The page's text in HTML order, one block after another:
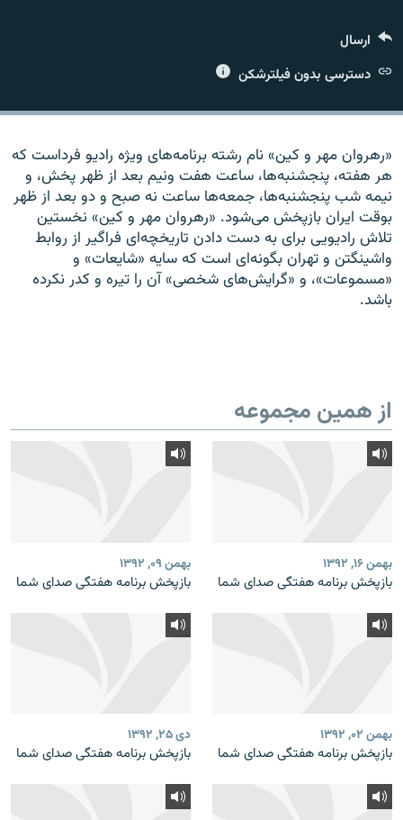
زبان‌های دیگر
ارسال
دسترسی بدون فیلترشکن
«رهروان مهر و کين» نام رشته برنامه‌های ويژه راديو فرداست که
هر هفته، پنجشنبه‌ها، ساعت هفت ونیم بعد از ظهر پخش، و
نیمه شب پنجشنبه‌ها، جمعه‌ها ساعت نه صبح و دو بعد از ظهر
بوقت ايران بازپخش می‌شود. «رهروان مهر و کين» نخستين
تلاش راديويی برای به دست دادن تاريخچه‌ای فراگير از روابط
واشينگتن و تهران بگونه‌ای است که سايه «شايعات» و
«مسموعات»، و «گرايش‌های شخصی» آن را تيره و کدر نکرده
باشد.
از همین مجموعه
بهمن ۱۶, ۱۳۹۲
بازپخش برنامه‌ هفتگی صدای شما
بهمن ۰۹, ۱۳۹۲
بازپخش برنامه‌ هفتگی صدای شما
بهمن ۰۲, ۱۳۹۲
بازپخش برنامه‌ هفتگی صدای شما
دی ۲۵, ۱۳۹۲
بازپخش برنامه‌ هفتگی صدای شما